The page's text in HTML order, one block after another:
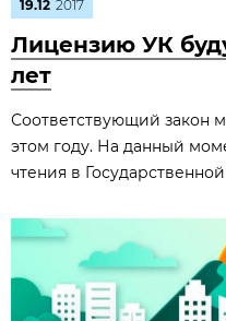
19.12 2017
Лицензию УК
лет
Соответствующий закон
этом году. На данный
чтения в